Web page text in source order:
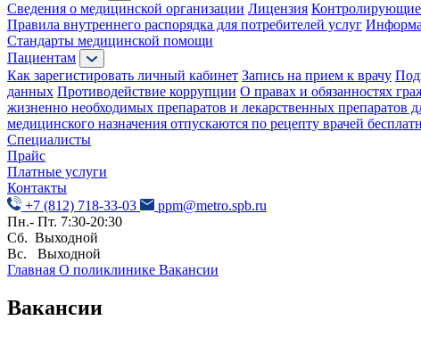
Сведения о медицинской организации Лицензия Контролирующие
Правила внутреннего распорядка для потребителей услуг
Стандарты медицинской помощи
Пациентам
Как зарегистировать личный кабинет Запись на прием к врачу
данных Противодействие коррупции О правах и обязанностях
жизненно необходимых препаратов и лекарственных препаратов
медицинского назначения отпускаются по рецепту врачей
Специалисты
Прайс
Платные услуги
Контакты
+7 (812) 718-33-03
ppm@metro.spb.ru
Пн.- Пт. 7:30-20:30
Сб. Выходной
Вс. Выходной
Главная О поликлинике Вакансии
Вакансии